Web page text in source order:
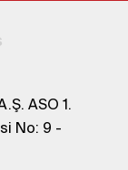
ASO 1.
No: 9 -